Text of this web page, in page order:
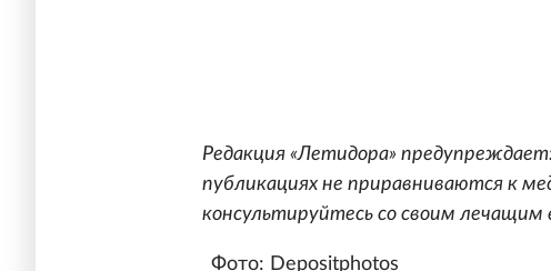
Редакция «Летидора»
публикациях не приравниваются к
консультируйтесь со своим лечащим
_Фото: Depositphotos _